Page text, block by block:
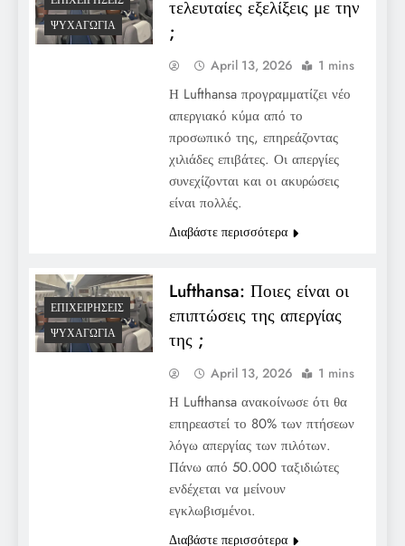
ΨΥΧΑΓΩΓΊΑ
τελευταίες εξελίξεις με την
;
April 13, 2026 1 mins
Η Lufthansa προγραμματίζει νέο
απεργιακό κύμα από το
προσωπικό της, επηρεάζοντας
χιλιάδες επιβάτες. Οι απεργίες
συνεχίζονται και οι ακυρώσεις
είναι πολλές.
Διαβάστε περισσότερα
ΕΠΙΧΕΙΡΉΣΕΙΣ
ΨΥΧΑΓΩΓΊΑ
Lufthansa: Ποιες είναι οι
επιπτώσεις της απεργίας
της ;
April 13, 2026 1 mins
Η Lufthansa ανακοίνωσε ότι θα
επηρεαστεί το 80% των πτήσεων
λόγω απεργίας των πιλότων.
Πάνω από 50.000 ταξιδιώτες
ενδέχεται να μείνουν
εγκλωβισμένοι.
Διαβάστε περισσότερα